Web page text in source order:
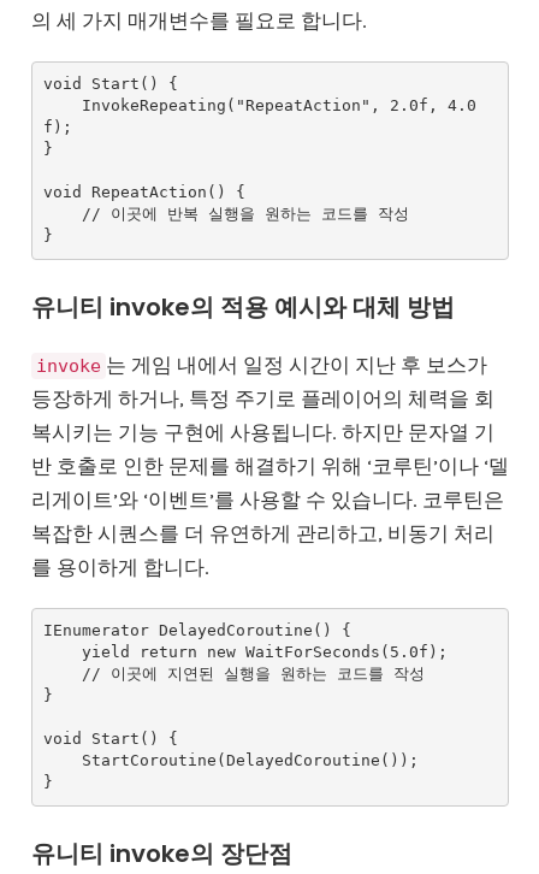
의 세 가지 매개변수를 필요로 합니다.
void Start() {
f);
}
void RepeatAction() {
유니티 invoke의 적용 예시와 대체 방법
invoke 는 게임 내에서 일정 시간이 지난 후 보스가
등장하게 하거나, 특정 주기로 플레이어의 체력을 회
복시키는 기능 구현에 사용됩니다. 하지만 문자열 기
반 호출로 인한 문제를 해결하기 위해 ‘코루틴’이나 ‘델
리게이트’와 ‘이벤트’를 사용할 수 있습니다. 코루틴은
복잡한 시퀀스를 더 유연하게 관리하고, 비동기 처리
를 용이하게 합니다.
IEnumerator DelayedCoroutine() {
}
void Start() {
유니티 invoke의 장단점